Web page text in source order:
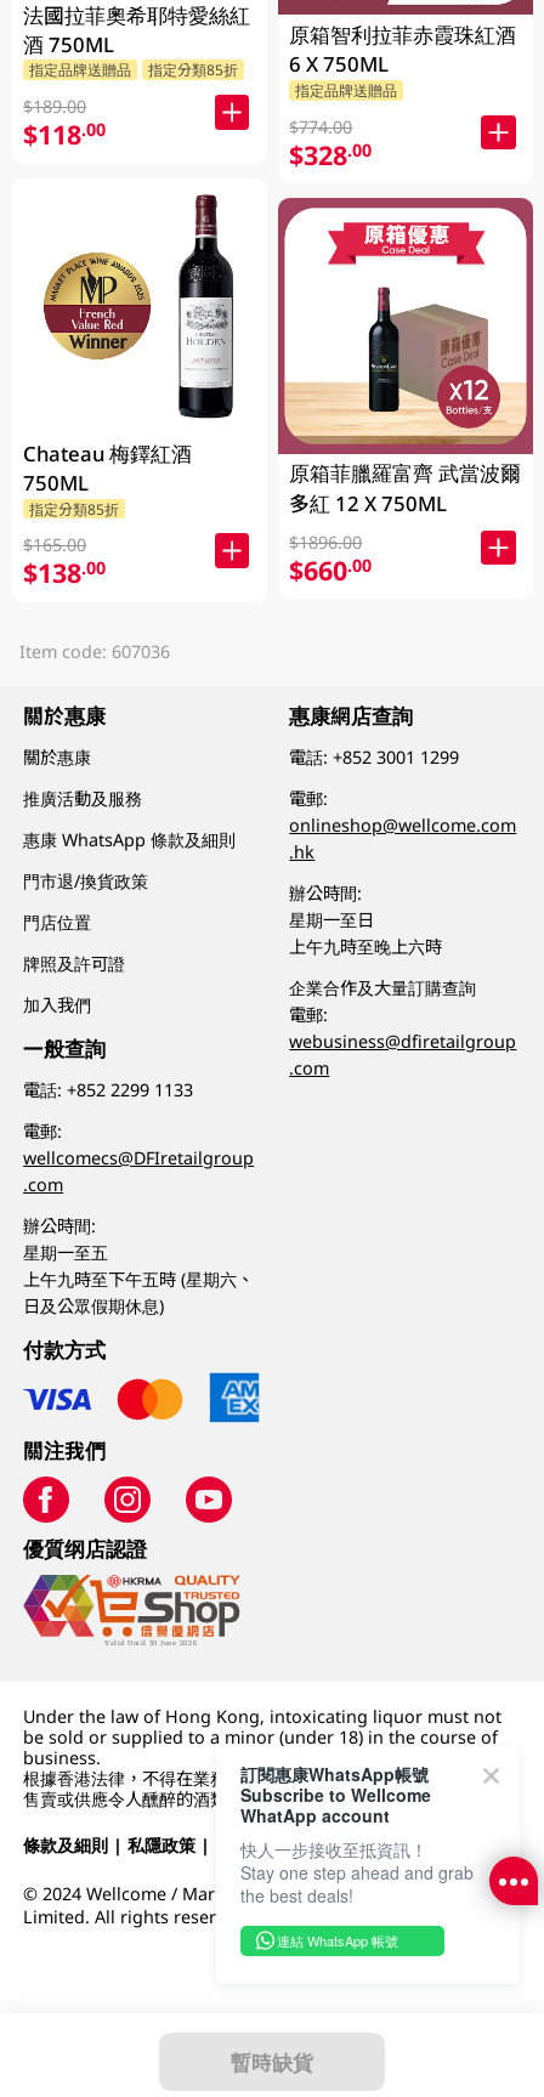
暫時缺貨
法國拉菲奧希耶特愛絲紅
酒 750ML
指定品牌送贈品 指定分類85折
$189.00
$118.00
Chateau 梅鐸紅酒
750ML
指定分類85折
$165.00
$138.00
原箱智利拉菲赤霞珠紅酒
6 X 750ML
指定品牌送贈品
$774.00
$328.00
原箱菲臘羅富齊 武當波爾
多紅 12 X 750ML
$1896.00
$660.00
Item code: 607036
關於惠康
關於惠康
推廣活動及服務
惠康 WhatsApp 條款及細則
門市退/換貨政策
門店位置
牌照及許可證
加入我們
一般查詢
電話:+852 2299 1133
電郵:
wellcomecs@DFIretailgroup
.com
辦公時間:
星期一至五
上午九時至下午五時 (星期六、
日及公眾假期休息)
惠康網店查詢
電話:+852 3001 1299
電郵:
onlineshop@wellcome.com
.hk
辦公時間:
星期一至日
上午九時至晚上六時
企業合作及大量訂購查詢
電郵:
webusiness@dfiretailgroup
.com
付款方式
關注我們
優質纲店認證
Under the law of Hong Kong, intoxicating liquor must not
be sold or supplied to a minor (under 18) in the course of
business.
根據香港法律，不得在業務過程中，向未成年人 (18 歲以下人士)
售賣或供應令人醺醉的酒類。
條款及細則 |私隱政策 | DFI零售集團
© 2024 Wellcome / Market Place. The Dairy Farm Company
Limited. All rights reserved.
訂閱惠康WhatsApp帳號
Subscribe to Wellcome
WhatApp account
快人一步接收至抵資訊！
Stay one step ahead and grab
the best deals!
連結 WhatsApp 帳號